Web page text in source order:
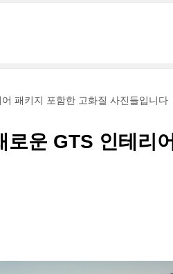
패키지 포함한 고화질 사진들입니다
운 GTS 인테리어